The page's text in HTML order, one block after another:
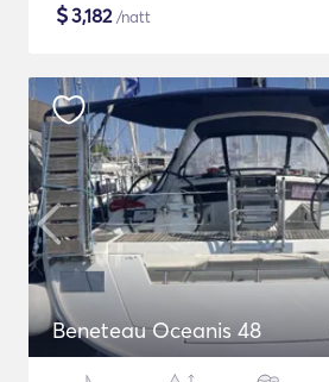
$3,182/natt
Beneteau Oceanis 48